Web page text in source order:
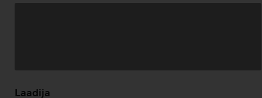
laadimine
Laadija